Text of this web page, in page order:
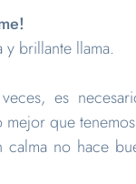
brillante llama.
es
que
calma no hace